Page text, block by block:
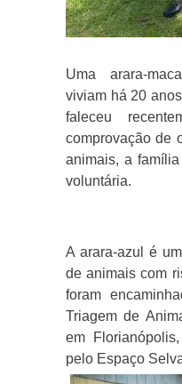
Uma arara-
viviam há 20
faleceu
comprovação de
animais, a
voluntária.
A arara-azul é
de animais com
foram
Triagem de
em
pelo Espaço